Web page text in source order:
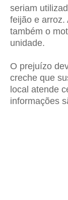
seriam
feijão e arroz.
também o
unidade.
O prejuízo
creche que
local atende
informações